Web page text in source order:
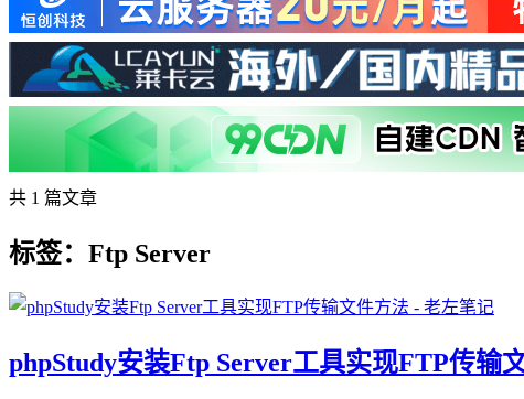
共 1 篇文章
标签：Ftp Server
phpStudy安装Ftp Server工具实现FTP传输